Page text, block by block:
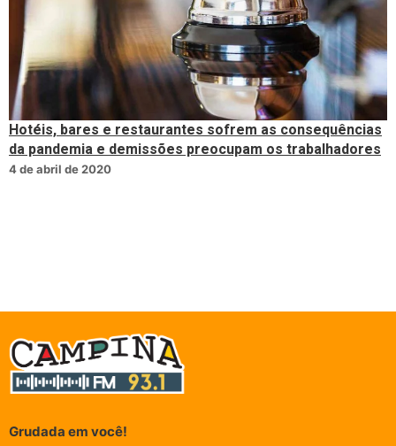
Hotéis, bares e restaurantes sofrem as consequências
da pandemia e demissões preocupam os trabalhadores
4 de abril de 2020
Grudada em você!